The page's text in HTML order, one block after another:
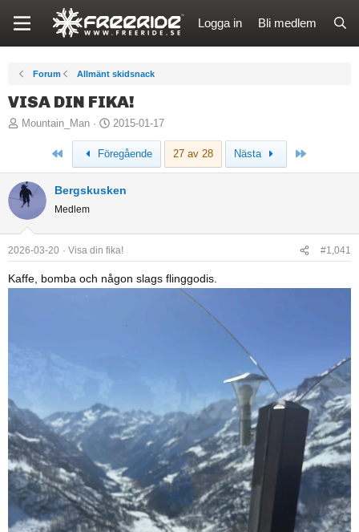
Logga in Bli medlem
Forum Allmänt skidsnack
VISA DIN FIKA!
T
d
s
t
a
r
t
a
Mountain_Man
S
t
a
r
t
t
u
m
2015-01-17
Först Föregående 27 av 28 Nästa
Bergskusken
Medlem
2026-03-20 Visa din fika! #1,041
Kaffe, bomba och någon slags flinggodis.